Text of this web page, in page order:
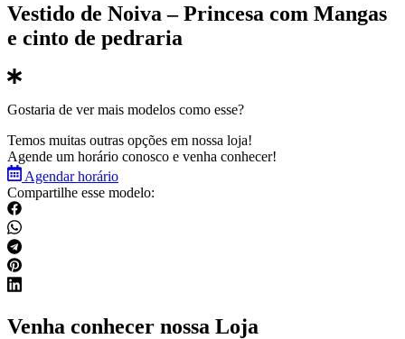
Vestido de Noiva – Princesa com Mangas
e cinto de pedraria
Gostaria de ver mais modelos como esse?
Temos muitas outras opções em nossa loja!
Agende um horário conosco e venha conhecer!
Agendar horário
Compartilhe esse modelo:
Venha conhecer nossa Loja